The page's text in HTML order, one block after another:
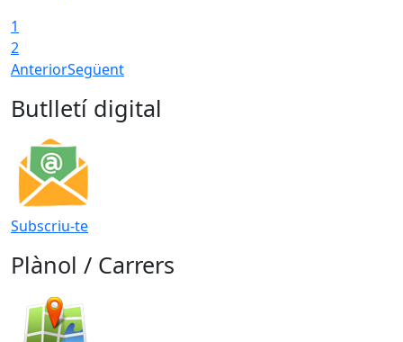
1
2
AnteriorSegüent
Butlletí digital
Subscriu-te
Plànol / Carrers